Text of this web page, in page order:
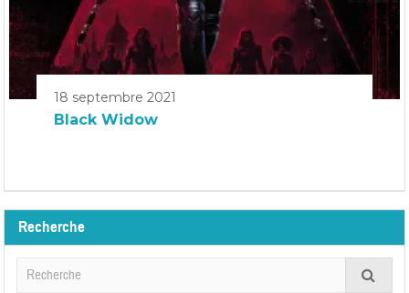
18 septembre 2021
Black Widow
Recherche